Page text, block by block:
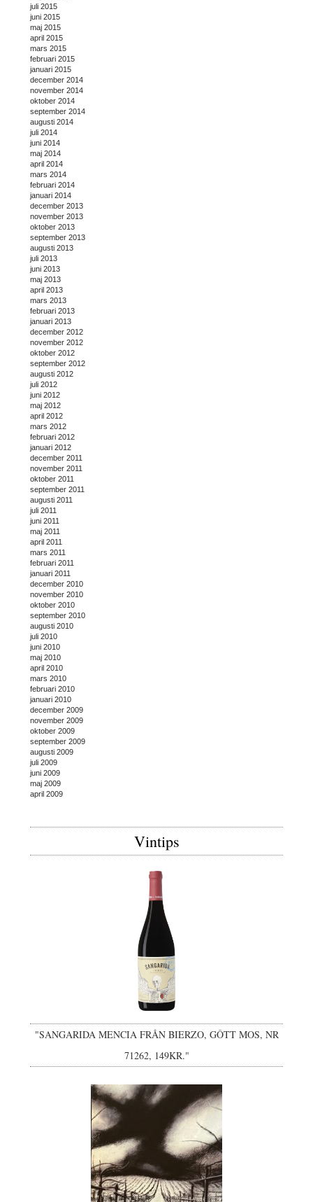
juli 2015
juni 2015
maj 2015
april 2015
mars 2015
februari 2015
januari 2015
december 2014
november 2014
oktober 2014
september 2014
augusti 2014
juli 2014
juni 2014
maj 2014
april 2014
mars 2014
februari 2014
januari 2014
december 2013
november 2013
oktober 2013
september 2013
augusti 2013
juli 2013
juni 2013
maj 2013
april 2013
mars 2013
februari 2013
januari 2013
december 2012
november 2012
oktober 2012
september 2012
augusti 2012
juli 2012
juni 2012
maj 2012
april 2012
mars 2012
februari 2012
januari 2012
december 2011
november 2011
oktober 2011
september 2011
augusti 2011
juli 2011
juni 2011
maj 2011
april 2011
mars 2011
februari 2011
januari 2011
december 2010
november 2010
oktober 2010
september 2010
augusti 2010
juli 2010
juni 2010
maj 2010
april 2010
mars 2010
februari 2010
januari 2010
december 2009
november 2009
oktober 2009
september 2009
augusti 2009
juli 2009
juni 2009
maj 2009
april 2009
Vintips
"SANGARIDA MENCIA FRÅN BIERZO, GÔTT MOS, NR
71262, 149KR."